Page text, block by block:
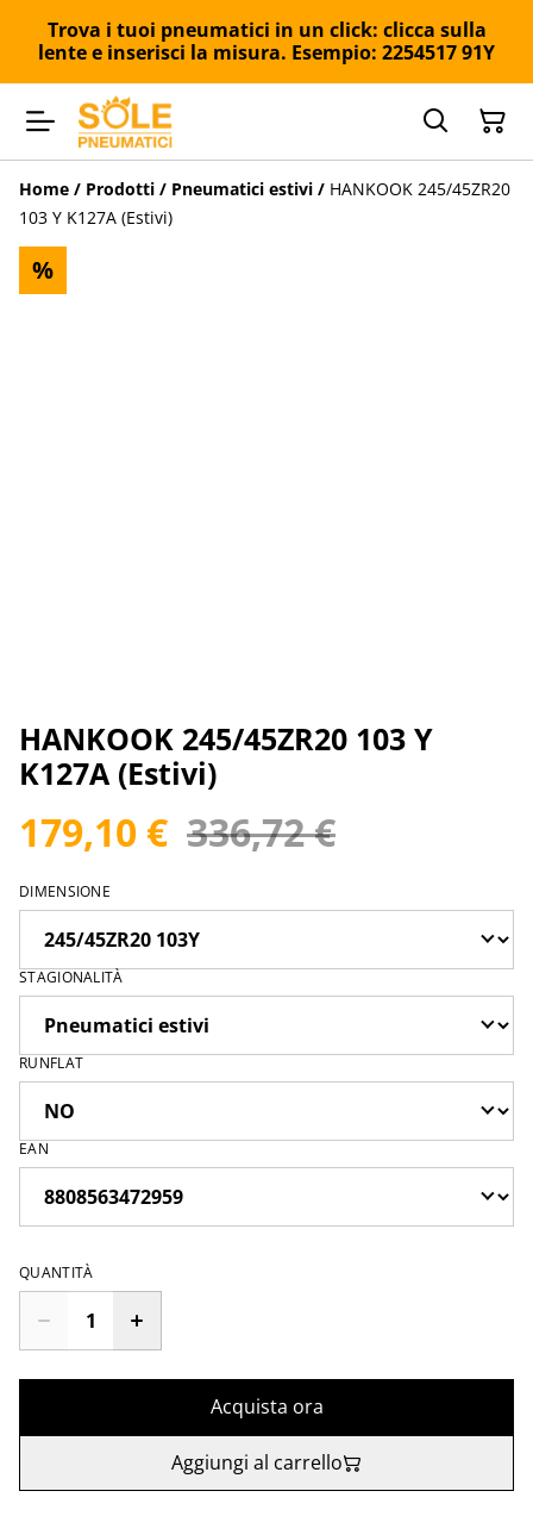
Trova i tuoi pneumatici in un click: clicca sulla
lente e inserisci la misura. Esempio: 2254517 91Y
Home / Prodotti / Pneumatici estivi / HANKOOK 245/45ZR20
103 Y K127A (Estivi)
%
HANKOOK 245/45ZR20 103 Y
K127A (Estivi)
179,10 € 336,72 €
DIMENSIONE
STAGIONALITÀ
RUNFLAT
EAN
QUANTITÀ
Acquista ora
Aggiungi al carrello